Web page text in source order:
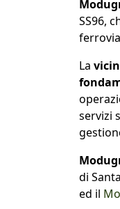
SS96,
La
servizi
di
ed il